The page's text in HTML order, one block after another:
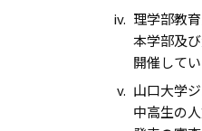
理学部教
本学部及
開催してい
山口大学
中高生の